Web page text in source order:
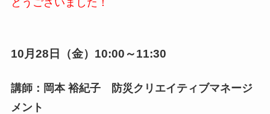
とうございました！
10月28日（金）10:00～11:30
講師：岡本 裕紀子 防災クリエイティブマネージ
メント